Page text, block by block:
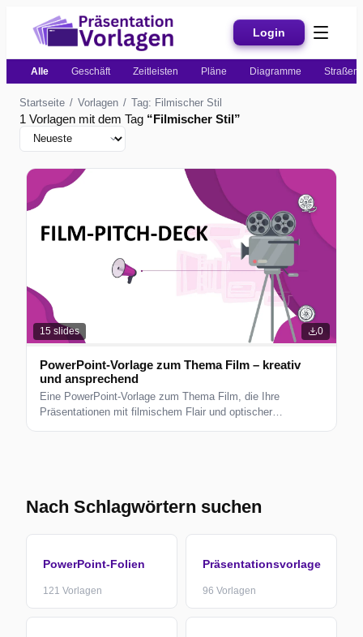
Login
Alle Geschäft Zeitleisten Pläne Diagramme
Startseite / Vorlagen / Tag: Filmischer Stil
1 Vorlagen mit dem Tag “Filmischer Stil”
15 slides 0
PowerPoint-Vorlage zum Thema Film – kreativ
und ansprechend
Eine PowerPoint-Vorlage zum Thema Film, die Ihre
Präsentationen mit filmischem Flair und optischer
Nach Schlagwörtern suchen
PowerPoint-Folien
121 Vorlagen
Präsentationsvorlage
96 Vorlagen